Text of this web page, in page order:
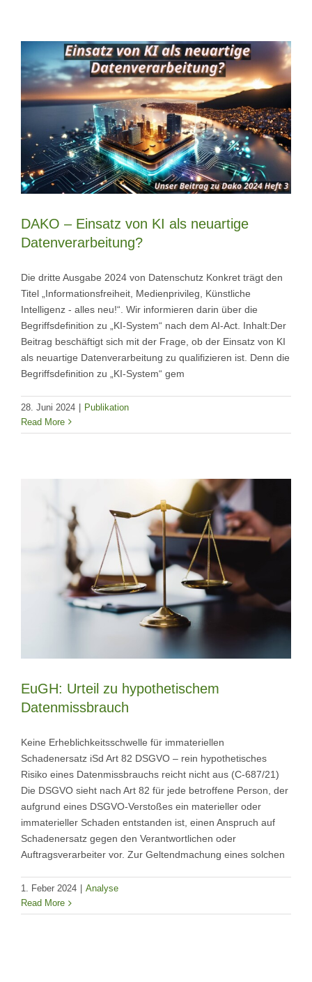
DAKO – Einsatz von KI als neuartige
Datenverarbeitung?
Die dritte Ausgabe 2024 von Datenschutz Konkret trägt den
Titel „Informationsfreiheit, Medienprivileg, Künstliche
Intelligenz - alles neu!“. Wir informieren darin über die
Begriffsdefinition zu „KI-System“ nach dem AI-Act. Inhalt:Der
Beitrag beschäftigt sich mit der Frage, ob der Einsatz von KI
als neuartige Datenverarbeitung zu qualifizieren ist. Denn die
Begriffsdefinition zu „KI-System“ gem
28. Juni 2024 | Publikation
Read More
EuGH: Urteil zu hypothetischem
Datenmissbrauch
Keine Erheblichkeitsschwelle für immateriellen
Schadenersatz iSd Art 82 DSGVO – rein hypothetisches
Risiko eines Datenmissbrauchs reicht nicht aus (C-687/21)
Die DSGVO sieht nach Art 82 für jede betroffene Person, der
aufgrund eines DSGVO-Verstoßes ein materieller oder
immaterieller Schaden entstanden ist, einen Anspruch auf
Schadenersatz gegen den Verantwortlichen oder
Auftragsverarbeiter vor. Zur Geltendmachung eines solchen
1. Feber 2024
Analyse
Read More